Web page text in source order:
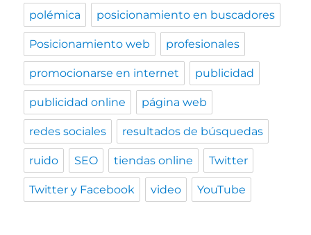
polémica posicionamiento en buscadores
Posicionamiento web profesionales
promocionarse en internet publicidad
publicidad online página web
redes sociales resultados de búsquedas
ruido SEO tiendas online Twitter
Twitter y Facebook video YouTube